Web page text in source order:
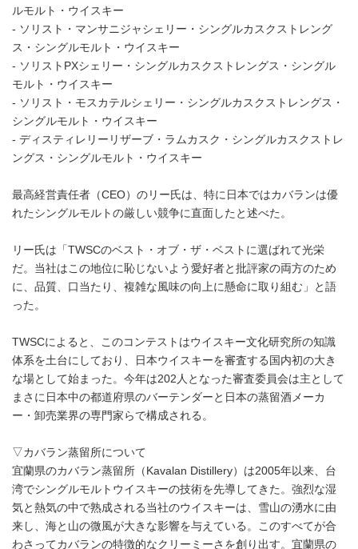
ルモルト・ウイスキー
- ソリスト・マンサニジャシェリー・シングルカスクストレング
ス・シングルモルト・ウイスキー
- ソリストPXシェリー・シングルカスクストレングス・シングル
モルト・ウイスキー
- ソリスト・モスカテルシェリー・シングルカスクストレングス・
シングルモルト・ウイスキー
- ディスティレリーリザーブ・ラムカスク・シングルカスクストレ
ングス・シングルモルト・ウイスキー
最高経営責任者（CEO）のリー氏は、特に日本ではカバランは優
れたシングルモルトの厳しい競争に直面したと述べた。
リー氏は「TWSCのベスト・オブ・ザ・ベストに選ばれて光栄
だ。当社はこの地位に恥じないよう愛好者と批評家の両方のため
に、品質、口当たり、複雑な風味の向上に懸命に取り組む」と語
った。
TWSCによると、このコンテストはウイスキー文化研究所の知識
体系を土台にしており、日本ウイスキーを審査する国内初の大き
な場として始まった。今年は202人となった審査委員会は主として
まさに日本中の都道府県のバーテンダーと日本の蒸留酒メーカ
ー・卸売業界の専門家らで構成される。
▽カバラン蒸留所について
宜蘭県のカバラン蒸留所（Kavalan Distillery）は2005年以来、台
湾でシングルモルトウイスキーの技術を先導してきた。強烈な湿
気と熱気の中で熟成される当社のウイスキーは、雪山の湧水に由
来し、海と山の微風が大きな影響を与えている。このすべてが合
わさってカバランの特徴的なクリーミーさを創り出す。宜蘭県の